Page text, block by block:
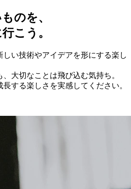
のを、
こう。
しい技術やアイデアを形にする楽し
大切なことは飛び込む気持ち。
する楽しさを実感してください。